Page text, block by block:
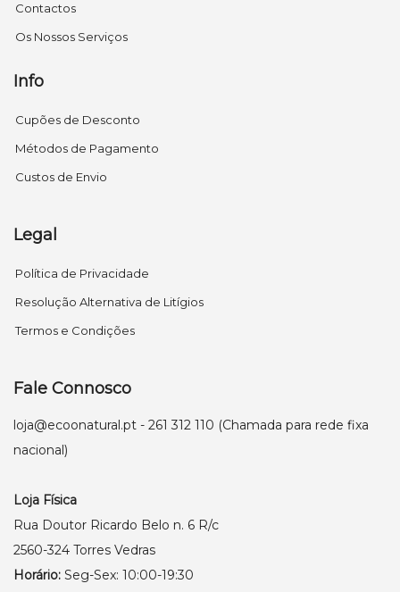
Contactos
Os Nossos Serviços
Info
Cupões de Desconto
Métodos de Pagamento
Custos de Envio
Legal
Política de Privacidade
Resolução Alternativa de Litígios
Termos e Condições
Fale Connosco
loja@ecoonatural.pt - 261 312 110 (Chamada para rede fixa
nacional)
Loja Física
Rua Doutor Ricardo Belo n. 6 R/c
2560-324 Torres Vedras
Horário: Seg-Sex: 10:00-19:30